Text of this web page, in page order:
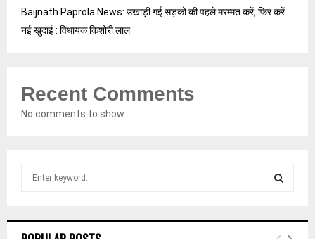
Baijnath Paprola News: उखाड़ी गई सड़कों की पहले मरम्मत करें, फिर करें
नई खुदाई : विधायक किशोरी लाल
Recent Comments
No comments to show.
E